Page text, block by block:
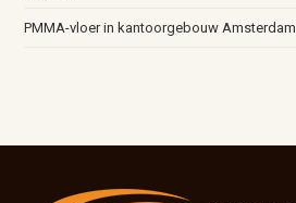
PMMA-vloer in kantoorgebouw Amsterdam